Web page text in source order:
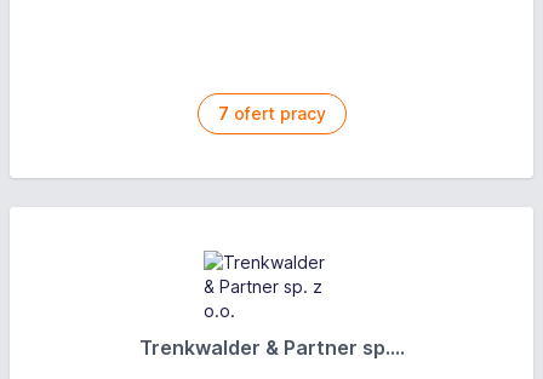
7 ofert pracy
Trenkwalder & Partner sp....